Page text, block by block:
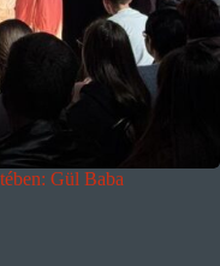
Gül Baba